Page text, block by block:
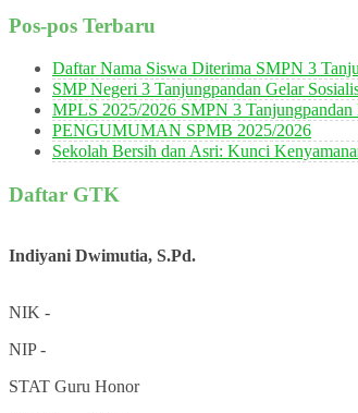
Pos-pos Terbaru
Daftar Nama Siswa Diterima SMPN 3
SMP Negeri 3 Tanjungpandan Gelar
MPLS 2025/2026 SMPN 3
PENGUMUMAN SPMB 2025/2026
Sekolah Bersih dan Asri: Kunci
Daftar GTK
Indiyani Dwimutia, S.Pd.
NIK -
NIP-
STAT Guru Honor